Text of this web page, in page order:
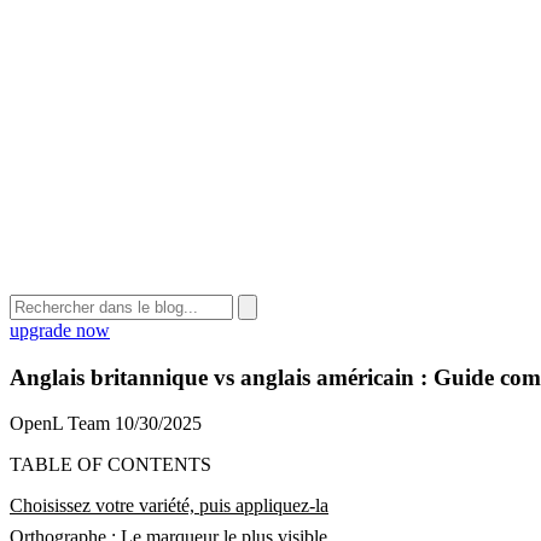
upgrade now
Anglais britannique vs anglais américain : Guide
OpenL Team 10/30/2025
TABLE OF CONTENTS
Choisissez votre variété, puis appliquez-la